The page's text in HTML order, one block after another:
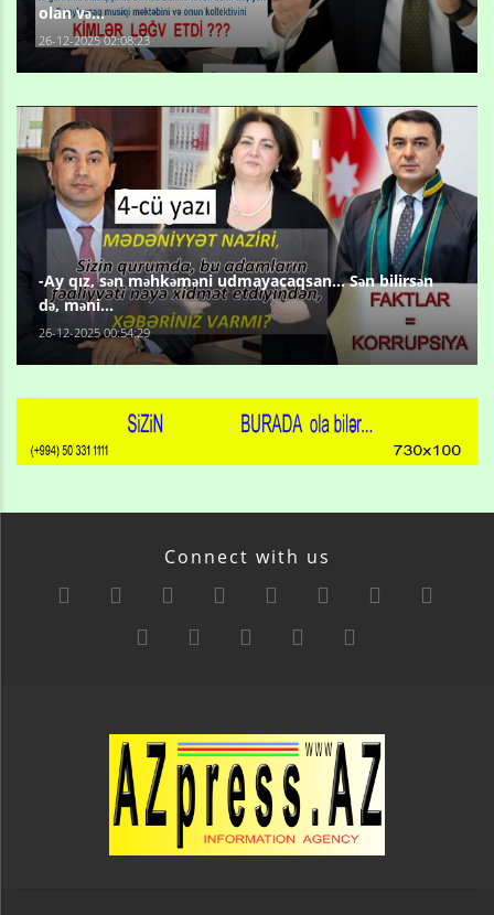
olan və...
26-12-2025 02:08:23
-Ay qız, sən məhkəməni udmayacaqsan... Sən bilirsən
də, məni...
26-12-2025 00:54:29
Connect with us